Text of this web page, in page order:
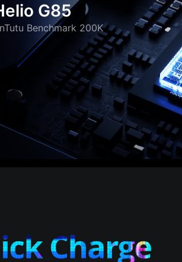
G85
Benchmark 200K